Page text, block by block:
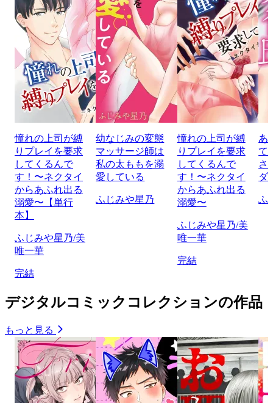
憧れの上司が縛
りプレイを要求
してくるんで
す！〜ネクタイ
からあふれ出る
溺愛〜【単行
本】
ふじみや星乃/美
唯一華
完結
幼なじみの変態
マッサージ師は
私の太ももを溺
愛している
ふじみや星乃
憧れの上司が縛
りプレイを要求
してくるんで
す！〜ネクタイ
からあふれ出る
溺愛〜
ふじみや星乃/美
唯一華
完結
あ
て
さ
ダ
ふ
デジタルコミックコレクションの作品
もっと見る